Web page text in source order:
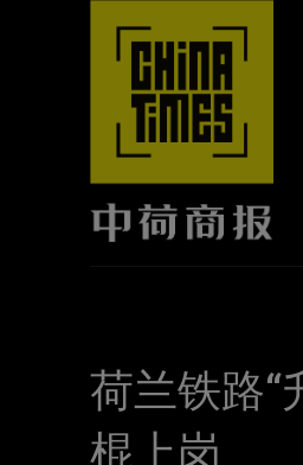
荷兰铁路“